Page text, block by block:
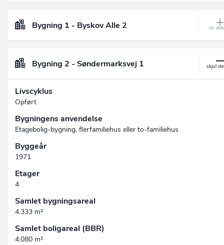
Bygning 1 - Byskov Alle 2
Bygning 2 - Søndermarksvej 1
Livscyklus
Opført
Bygningens anvendelse
Etagebolig-bygning, flerfamiliehus eller to-familiehus
Byggeår
1971
Etager
4
Samlet bygningsareal
4.333 m²
Samlet boligareal (BBR)
4.080 m²